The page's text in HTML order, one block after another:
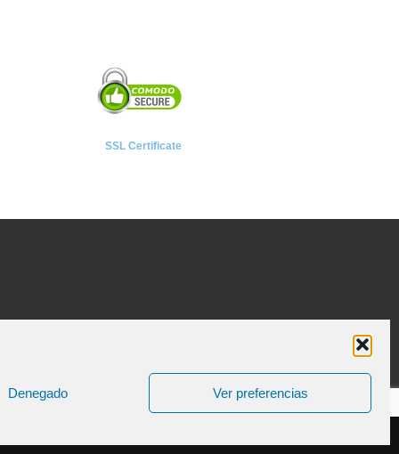
Denegado Ver preferencias
SSL Certificate